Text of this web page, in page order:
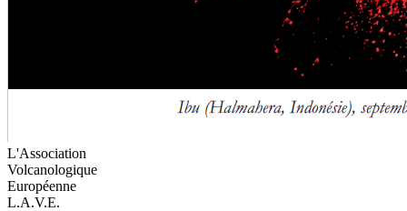
L'Association
Volcanologique
Européenne
L.A.V.E.